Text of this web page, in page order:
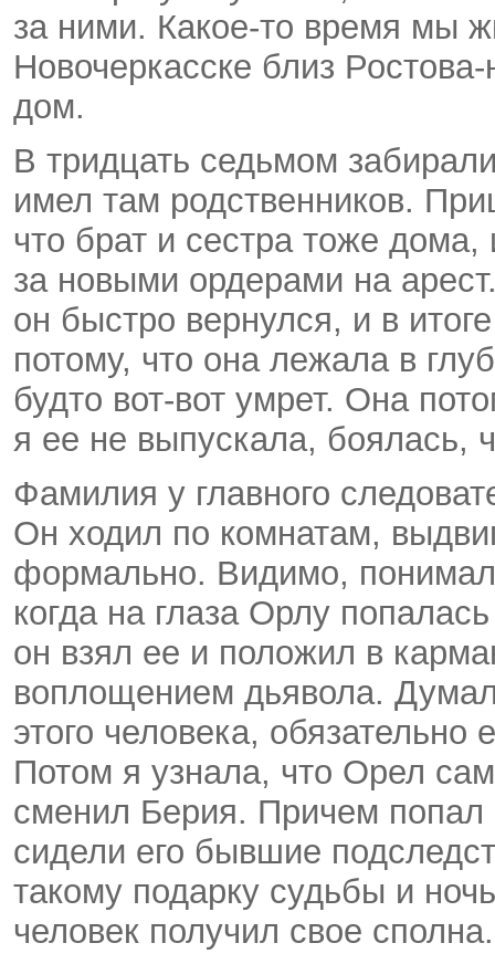
за ними. Какое-то время мы
Новочеркасске близ
дом.
В тридцать седьмом
имел там родственников.
что брат и сестра тоже дома,
за новыми ордерами на
он быстро вернулся, и в
потому, что она лежала в
будто вот-вот умрет. Она
я ее не выпускала, боялась,
Фамилия у главного
Он ходил по комнатам,
формально. Видимо,
когда на глаза Орлу
он взял ее и положил в
воплощением дьявола.
этого человека,
Потом я узнала, что Орел
сменил Берия. Причем попал
сидели его бывшие
такому подарку судьбы и
человек получил свое сполна.